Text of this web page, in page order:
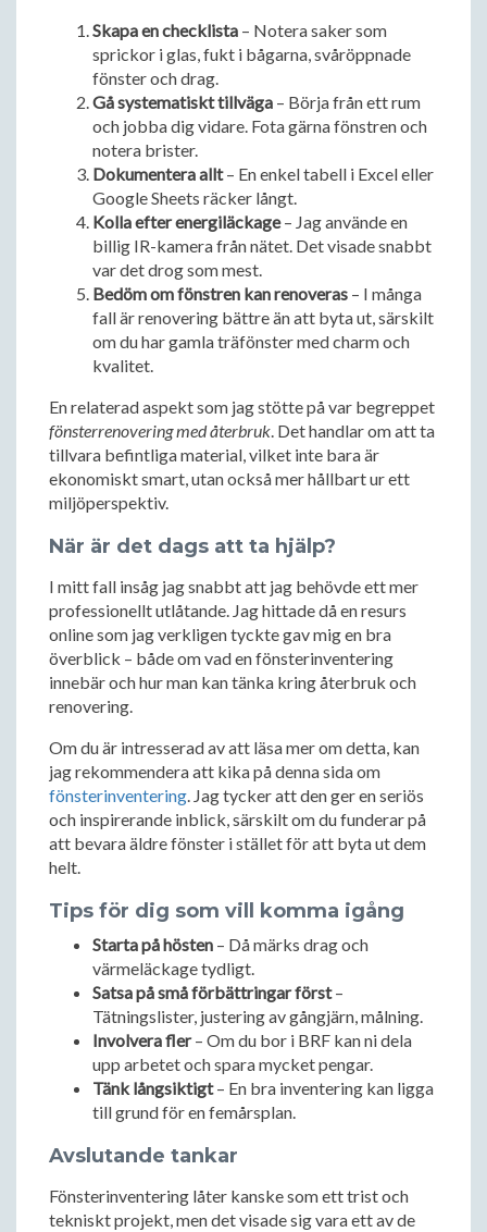
Skapa en checklista – Notera saker som
sprickor i glas, fukt i bågarna, svåröppnade
fönster och drag.
Gå systematiskt tillväga – Börja från ett rum
och jobba dig vidare. Fota gärna fönstren och
notera brister.
Dokumentera allt– En enkel tabell i Excel eller
Google Sheets räcker långt.
Kolla efter energiläckage– Jag använde en
billig IR-kamera från nätet. Det visade snabbt
var det drog som mest.
Bedöm om fönstren kan renoveras – I många
fall är renovering bättre än att byta ut, särskilt
om du har gamla träfönster med charm och
kvalitet.
En relaterad aspekt som jag stötte på var begreppet
fönsterrenovering med återbruk. Det handlar om att ta
tillvara befintliga material, vilket inte bara är
ekonomiskt smart, utan också mer hållbart ur ett
miljöperspektiv.
När är det dags att ta hjälp?
I mitt fall insåg jag snabbt att jag behövde ett mer
professionellt utlåtande. Jag hittade då en resurs
online som jag verkligen tyckte gav mig en bra
överblick – både om vad en fönsterinventering
innebär och hur man kan tänka kring återbruk och
renovering.
Om du är intresserad av att läsa mer om detta, kan
jag rekommendera att kika på denna sida om
fönsterinventering. Jag tycker att den ger en seriös
och inspirerande inblick, särskilt om du funderar på
att bevara äldre fönster i stället för att byta ut dem
helt.
Tips för dig som vill komma igång
Starta på hösten – Då märks drag och
värmeläckage tydligt.
Satsa på små förbättringar först–
Tätningslister, justering av gångjärn, målning.
Involvera fler– Om du bor i BRF kan ni dela
upp arbetet och spara mycket pengar.
Tänk långsiktigt– En bra inventering kan ligga
till grund för en femårsplan.
Avslutande tankar
Fönsterinventering låter kanske som ett trist och
tekniskt projekt, men det visade sig vara ett av de